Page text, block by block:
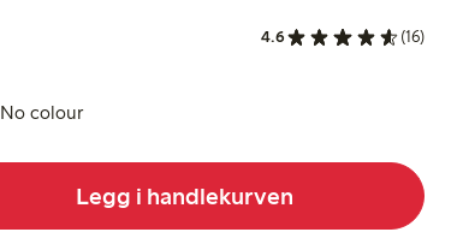
4.6 (16)
No colour
Legg i handlekurven